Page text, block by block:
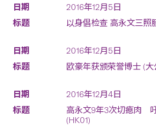
2016年12月5日
以身倡检查 高永文三照
2016年12月5日
欧豪年获颁荣誉博士 (大
2016年12月4日
高永文9年3次切瘜肉
(HK01)